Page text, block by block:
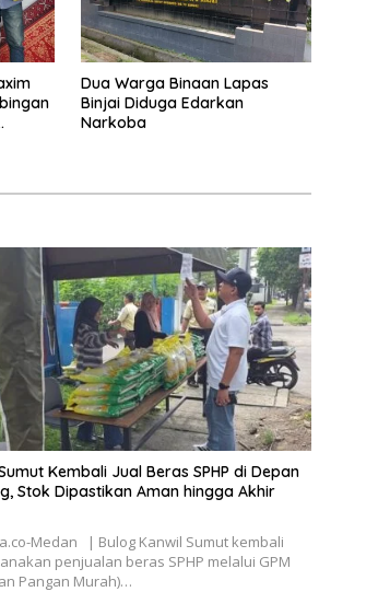
Dua Warga Binaan Lapas
Binjai Diduga Edarkan
Narkoba
Kembali Jual Beras SPHP di Depan
Stok Dipastikan Aman hingga Akhir
Medan | Bulog Kanwil Sumut kembali
penjualan beras SPHP melalui GPM
Pangan Murah)…